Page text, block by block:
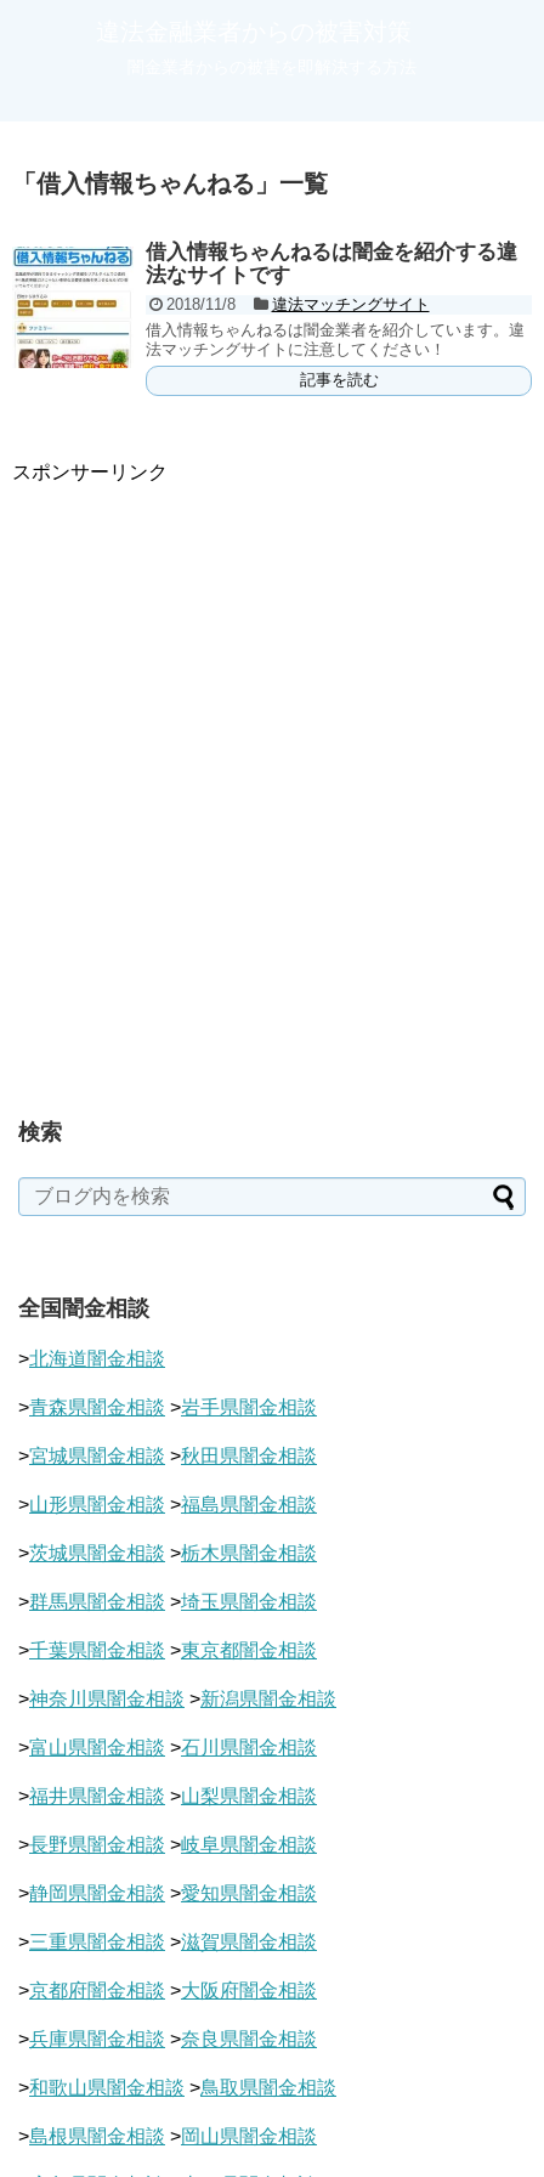
「 借入情報ちゃんねる 」 一覧
借入情報ちゃんねるは闇金を紹介する違
法なサイトです
2018/11/8
違法マッチングサイト
借入情報ちゃんねるは闇金業者を紹介しています。違
法マッチングサイトに注意してください！
記事を読む
スポンサーリンク
検索
全国闇金相談
>北海道闇金相談
>青森県闇金相談 >岩手県闇金相談
>宮城県闇金相談 >秋田県闇金相談
>山形県闇金相談 >福島県闇金相談
>茨城県闇金相談 >栃木県闇金相談
>群馬県闇金相談 >埼玉県闇金相談
>千葉県闇金相談 >東京都闇金相談
>神奈川県闇金相談 >新潟県闇金相談
>富山県闇金相談 >石川県闇金相談
>福井県闇金相談 >山梨県闇金相談
>長野県闇金相談 >岐阜県闇金相談
>静岡県闇金相談 >愛知県闇金相談
>三重県闇金相談 >滋賀県闇金相談
>京都府闇金相談 >大阪府闇金相談
>兵庫県闇金相談 >奈良県闇金相談
>和歌山県闇金相談 >鳥取県闇金相談
>島根県闇金相談 >岡山県闇金相談